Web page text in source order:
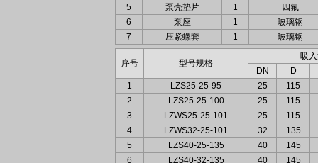
5
泵壳垫片 1
四氟
6
泵座 1
玻璃钢
7
压紧螺套 1 玻璃钢
序号 型号规格
DN
D
1
LZS25-25-95 25
115
2
LZS25-25-100 25
115
3
LZWS25-25-101 25
115
4
LZWS32-25-101 32
135
5
LZS40-25-135 40
145
6
LZS40-32-135 40
145